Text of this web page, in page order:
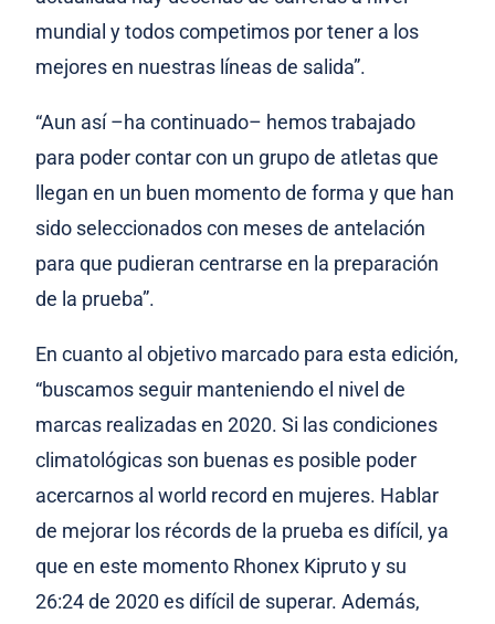
mundial y todos competimos por tener a los
mejores en nuestras líneas de salida”.
“Aun así –ha continuado– hemos trabajado
para poder contar con un grupo de atletas que
llegan en un buen momento de forma y que han
sido seleccionados con meses de antelación
para que pudieran centrarse en la preparación
de la prueba”.
En cuanto al objetivo marcado para esta edición,
“buscamos seguir manteniendo el nivel de
marcas realizadas en 2020. Si las condiciones
climatológicas son buenas es posible poder
acercarnos al world record en mujeres. Hablar
de mejorar los récords de la prueba es difícil, ya
que en este momento Rhonex Kipruto y su
26:24 de 2020 es difícil de superar. Además,